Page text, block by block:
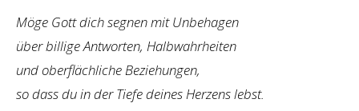
Möge Gott dich segnen mit Unbehagen
über billige Antworten, Halbwahrheiten
und oberflächliche Beziehungen,
so dass du in der Tiefe deines Herzens lebst.